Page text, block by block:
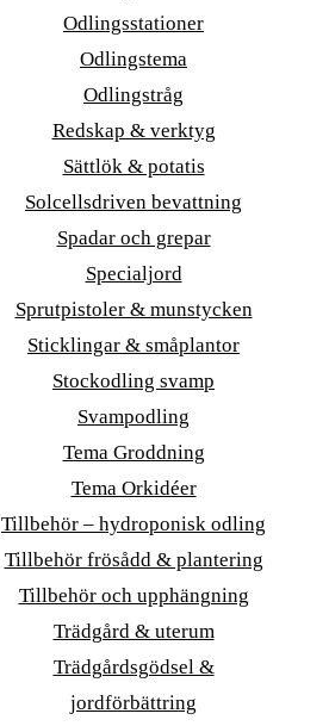
Odlingsstationer
Odlingstema
Odlingstråg
Redskap & verktyg
Sättlök & potatis
Solcellsdriven bevattning
Spadar och grepar
Specialjord
Sprutpistoler & munstycken
Sticklingar & småplantor
Stockodling svamp
Svampodling
Tema Groddning
Tema Orkidéer
Tillbehör – hydroponisk odling
Tillbehör frösådd & plantering
Tillbehör och upphängning
Trädgård & uterum
Trädgårdsgödsel &
jordförbättring